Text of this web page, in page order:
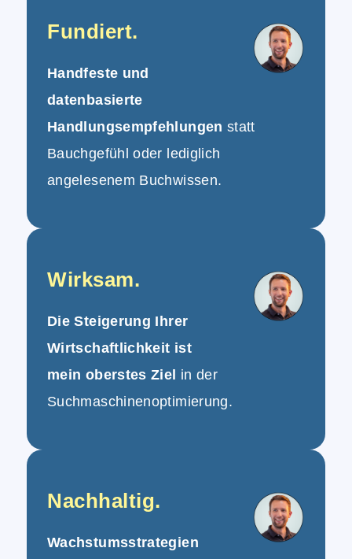
Fundiert.
Handfeste und
datenbasierte
Handlungsempfehlungen statt
Bauchgefühl oder lediglich
angelesenem Buchwissen.
Wirksam.
Die Steigerung Ihrer
Wirtschaftlichkeit ist
mein oberstes Ziel in der
Suchmaschinenoptimierung.
Nachhaltig.
Wachstumsstrategien